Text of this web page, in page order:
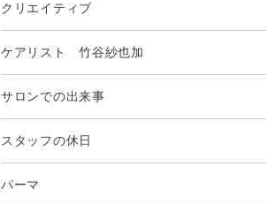
クリエイティブ
ケアリスト 竹谷紗也加
サロンでの出来事
スタッフの休日
パーマ